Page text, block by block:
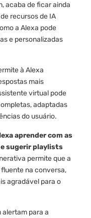
acaba de ficar ainda
recursos de IA
a Alexa pode
e personalizadas
à Alexa
mais
virtual pode
adaptadas
do usuário.
aprender com as
sugerir playlists
permite que a
na conversa,
agradável para o
alertam para a